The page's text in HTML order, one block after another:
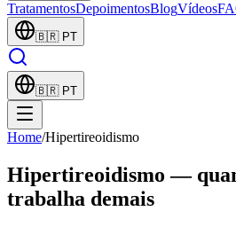
TratamentosDepoimentosBlogVídeos
🇧🇷 PT
🇧🇷 PT
Home/Hipertireoidismo
Hipertireoidismo —
trabalha demais